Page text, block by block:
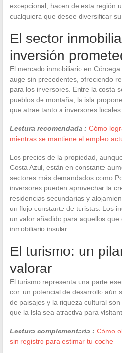
excepcional, hacen de esta región
cualquiera que desee diversificar
El sector
inversión
El mercado inmobiliario en
auge sin precedentes, ofreciendo
para los inversores. Entre la costa
pueblos de montaña, la isla
que atrae tanto a inversores
Lectura recomendada : Cómo
mientras se mantiene el empleo
Los precios de la propiedad,
Costa Azul, están en constante
sectores más demandados como
inversores pueden aprovechar la
residencias secundarias y
un flujo constante de turistas. Los
un valor añadido para aquellos
inmobiliario insular.
El turismo: un
valorar
El turismo representa una parte
con un potencial de desarrollo aún
de paisajes y la riqueza cultural
que la isla sea atractiva para
Lectura complementaria : Cómo
sin registro para estimar tu coche